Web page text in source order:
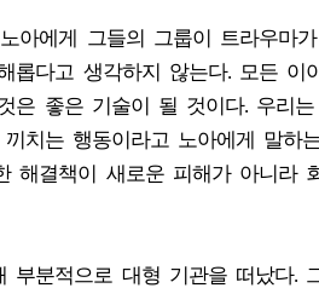
아에게 그들의 그룹이 트라우마
다고 생각하지 않는다. 모든 이
은 좋은 기술이 될 것이다. 우리
치는 행동이라고 노아에게 말하
해결책이 새로운 피해가 아니라
분적으로 대형 기관을 떠났다.